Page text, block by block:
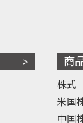
商
株式
米国
中国